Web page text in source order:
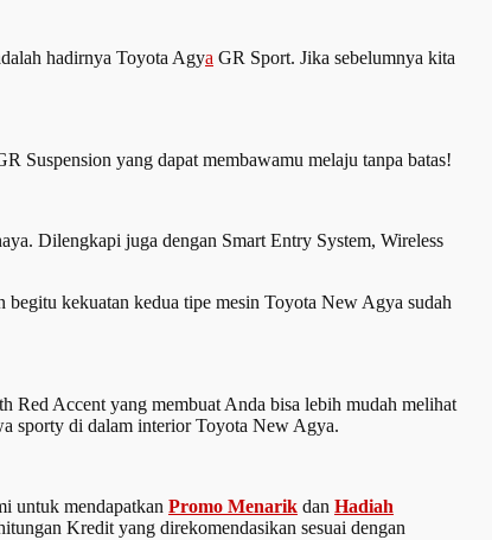
hadirnya Toyota Agya GR Sport. Jika sebelumnya kita
Suspension yang dapat membawamu melaju tanpa batas!
Dilengkapi juga dengan Smart Entry System, Wireless
kekuatan kedua tipe mesin Toyota New Agya sudah
Red Accent yang membuat Anda bisa lebih mudah melihat
sporty di dalam interior Toyota New Agya.
untuk mendapatkan Promo Menarik dan Hadiah
Kredit yang direkomendasikan sesuai dengan